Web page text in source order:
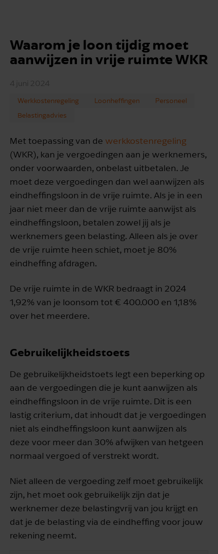
Waarom je loon tijdig moet
aanwijzen in vrije ruimte WKR
4 juni 2024
Werkkostenregeling Loonheffingen
Personeel
Belastingadvies
Met toepassing van de werkkostenregeling
(WKR), kan je vergoedingen aan je werknemers,
onder voorwaarden, onbelast uitbetalen. Je
moet deze vergoedingen dan wel aanwijzen als
eindheffingsloon in de vrije ruimte. Als je in een
jaar niet meer dan de vrije ruimte aanwijst als
eindheffingsloon, betalen zowel jij als je
werknemers geen belasting. Alleen als je over
de vrije ruimte heen schiet, moet je 80%
eindheffing afdragen.
De vrije ruimte in de WKR bedraagt in 2024
1,92% van je loonsom tot € 400.000 en 1,18%
over het meerdere.
Gebruikelijkheidstoets
De gebruikelijkheidstoets legt een beperking op
aan de vergoedingen die je kunt aanwijzen als
eindheffingsloon in de vrije ruimte. Dit is een
lastig criterium, dat inhoudt dat je vergoedingen
niet als eindheffingsloon kunt aanwijzen als
deze voor meer dan 30% afwijken van hetgeen
normaal vergoed of verstrekt wordt.
Niet alleen de vergoeding zelf moet gebruikelijk
zijn, het moet ook gebruikelijk zijn dat je
werknemer deze belastingvrij van jou krijgt en
dat je de belasting via de eindheffing voor jouw
rekening neemt.